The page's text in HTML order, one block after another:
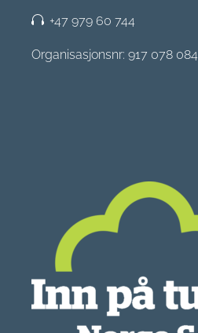
+47 979 60 744
Organisasjonsnr: 917 078 084